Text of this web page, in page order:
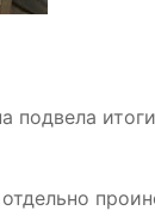
подвела